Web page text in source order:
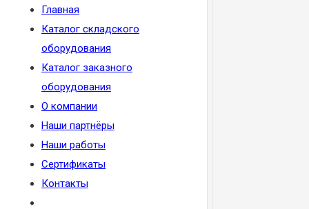
Главная
Каталог складского
оборудования
Каталог заказного
оборудования
О компании
Наши партнёры
Наши работы
Сертификаты
Контакты